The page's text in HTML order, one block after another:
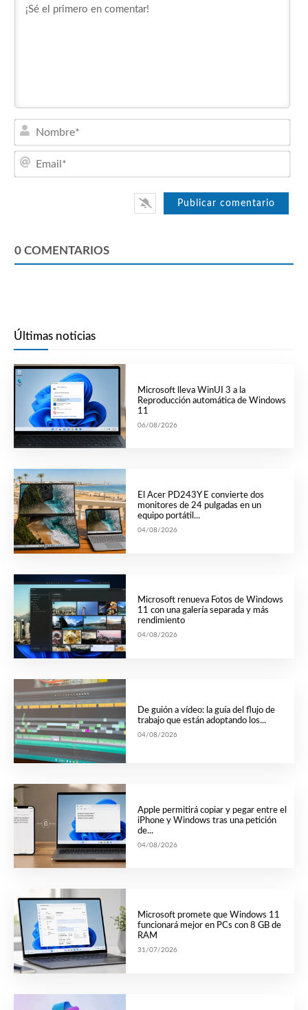
0 COMENTARIOS
Últimas noticias
Microsoft lleva WinUI 3 a la
Reproducción automática de Windows
11
06/08/2026
El Acer PD243Y E convierte dos
monitores de 24 pulgadas en un
equipo portátil...
04/08/2026
Microsoft renueva Fotos de Windows
11 con una galería separada y más
rendimiento
04/08/2026
De guión a vídeo: la guía del flujo de
trabajo que están adoptando los...
04/08/2026
Apple permitirá copiar y pegar entre el
iPhone y Windows tras una petición
de...
04/08/2026
Microsoft promete que Windows 11
funcionará mejor en PCs con 8 GB de
RAM
31/07/2026